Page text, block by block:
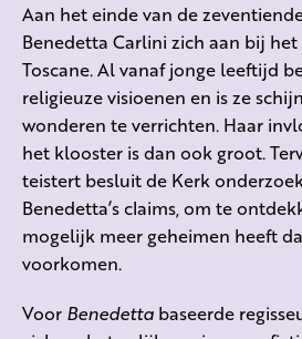
Aan het einde van de
Benedetta Carlini zich aan bij
Toscane. Al vanaf jonge leeftijd
religieuze visioenen en is ze
wonderen te verrichten. Haar
het klooster is dan ook groot.
teistert besluit de Kerk
Benedetta’s claims, om te
mogelijk meer geheimen heeft
voorkomen.
Voor Benedetta baseerde